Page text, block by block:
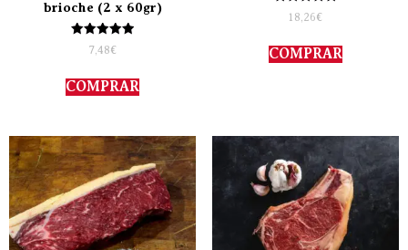
brioche (2 x 60gr)
Valorado
con
de 5
7,48€
COMPRAR
Valorado
con
de 5
18,26€
COMPRAR